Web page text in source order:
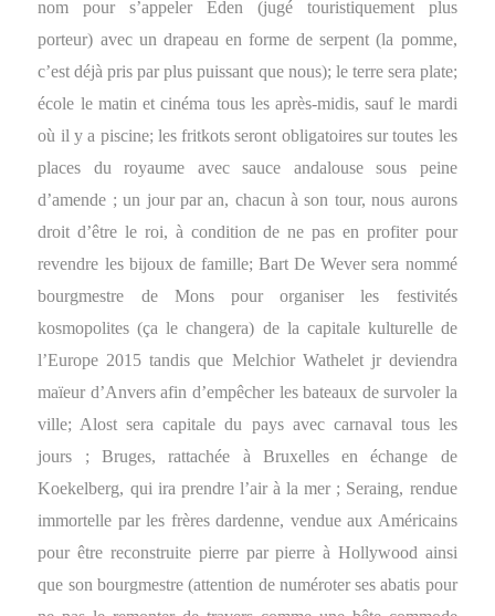
nom pour s’appeler Eden (jugé touristiquement plus
porteur) avec un drapeau en forme de serpent (la pomme,
c’est déjà pris par plus puissant que nous); le terre sera plate;
école le matin et cinéma tous les après-midis, sauf le mardi
où il y a piscine; les fritkots seront obligatoires sur toutes les
places du royaume avec sauce andalouse sous peine
d’amende ; un jour par an, chacun à son tour, nous aurons
droit d’être le roi, à condition de ne pas en profiter pour
revendre les bijoux de famille; Bart De Wever sera nommé
bourgmestre de Mons pour organiser les festivités
kosmopolites (ça le changera) de la capitale kulturelle de
l’Europe 2015 tandis que Melchior Wathelet jr deviendra
maïeur d’Anvers afin d’empêcher les bateaux de survoler la
ville; Alost sera capitale du pays avec carnaval tous les
jours ; Bruges, rattachée à Bruxelles en échange de
Koekelberg, qui ira prendre l’air à la mer ; Seraing, rendue
immortelle par les frères dardenne, vendue aux Américains
pour être reconstruite pierre par pierre à Hollywood ainsi
que son bourgmestre (attention de numéroter ses abatis pour